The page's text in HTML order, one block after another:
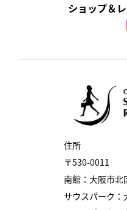
住所
〒530-0011
南館：大阪市北
サウスパーク
ショップ＆